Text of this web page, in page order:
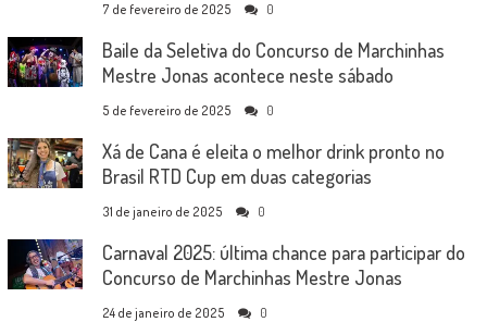
7 de fevereiro de 2025 0
Baile da Seletiva do Concurso de Marchinhas
Mestre Jonas acontece neste sábado
5 de fevereiro de 2025 0
Xá de Cana é eleita o melhor drink pronto no
Brasil RTD Cup em duas categorias
31 de janeiro de 2025 0
Carnaval 2025: última chance para participar do
Concurso de Marchinhas Mestre Jonas
24 de janeiro de 2025 0